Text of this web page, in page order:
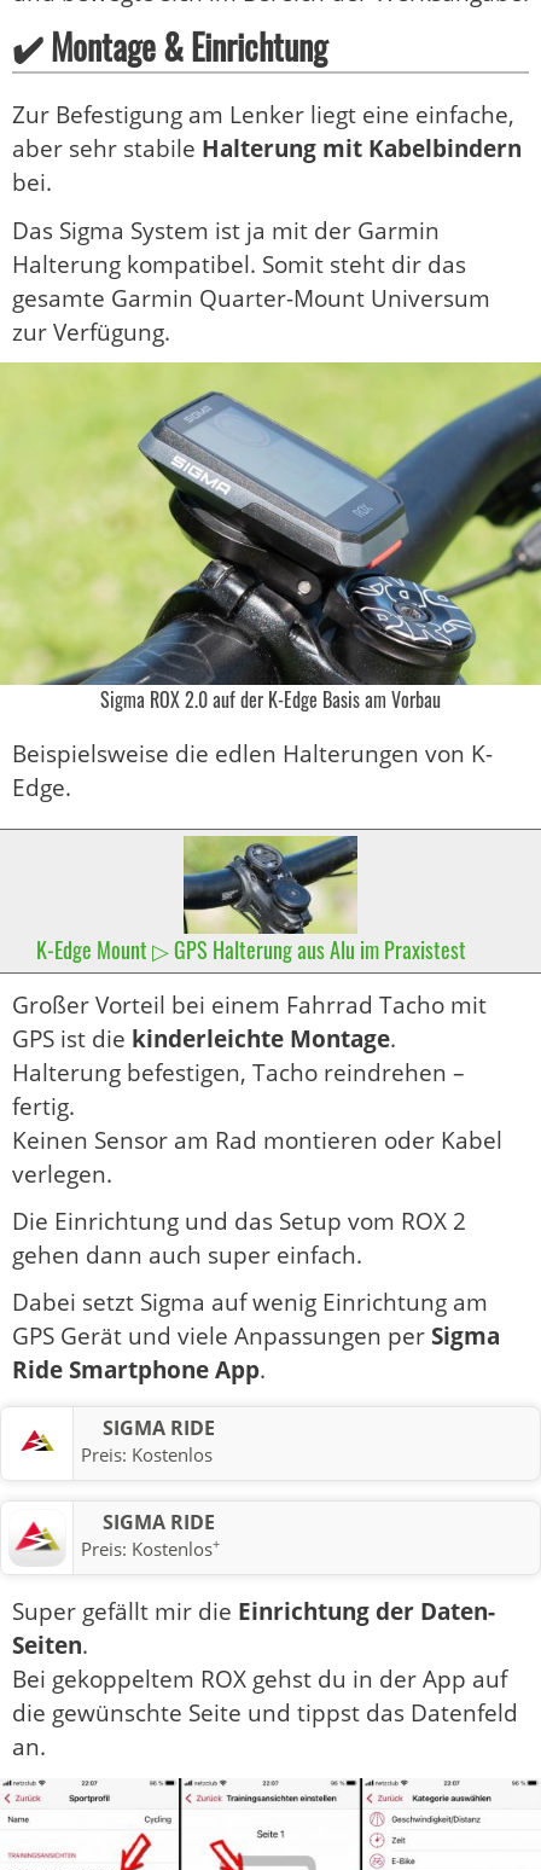
✔️ Montage & Einrichtung
Zur Befestigung am Lenker liegt eine einfache,
aber sehr stabile Halterung mit Kabelbindern
bei.
Das Sigma System ist ja mit der Garmin
Halterung kompatibel. Somit steht dir das
gesamte Garmin Quarter-Mount Universum
zur Verfügung.
Sigma ROX 2.0 auf der K-Edge Basis am Vorbau
Beispielsweise die edlen Halterungen von K-
Edge.
K-Edge Mount ▷ GPS Halterung aus Alu im Praxistest
Großer Vorteil bei einem Fahrrad Tacho mit
GPS ist die kinderleichte Montage.
Halterung befestigen, Tacho reindrehen –
fertig.
Keinen Sensor am Rad montieren oder Kabel
verlegen.
Die Einrichtung und das Setup vom ROX 2
gehen dann auch super einfach.
Dabei setzt Sigma auf wenig Einrichtung am
GPS Gerät und viele Anpassungen perSigma
Ride Smartphone App.
SIGMA RIDE
Preis: Kostenlos
SIGMA RIDE
Preis: Kostenlos+
Super gefällt mir die Einrichtung der Daten-
Seiten.
Bei gekoppeltem ROX gehst du in der App auf
die gewünschte Seite und tippst das Datenfeld
an.